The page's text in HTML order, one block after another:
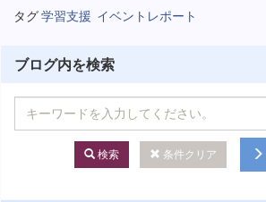
タグ学習支援 イベントレポート
ブログ内を検索
検索 条件クリア